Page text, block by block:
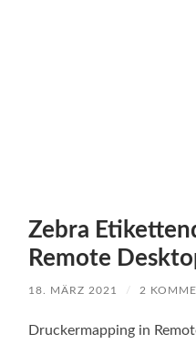
Zebra
Remote
18. MÄRZ 2021 / 2
Druckermapping in